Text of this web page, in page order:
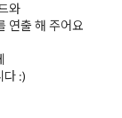
와
연출 해 주어요
다 :)